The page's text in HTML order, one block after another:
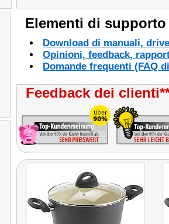
Elementi di supporto
Download di manuali,
Opinioni, feedback,
Domande frequenti (FAQ
Feedback dei